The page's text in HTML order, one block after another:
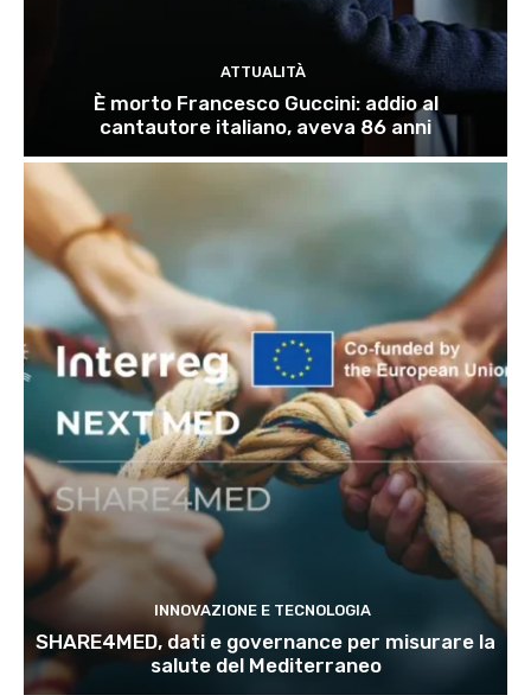
ATTUALITÀ
È morto Francesco Guccini: addio al
cantautore italiano, aveva 86 anni
INNOVAZIONE E TECNOLOGIA
SHARE4MED, dati e governance per misurare la
salute del Mediterraneo